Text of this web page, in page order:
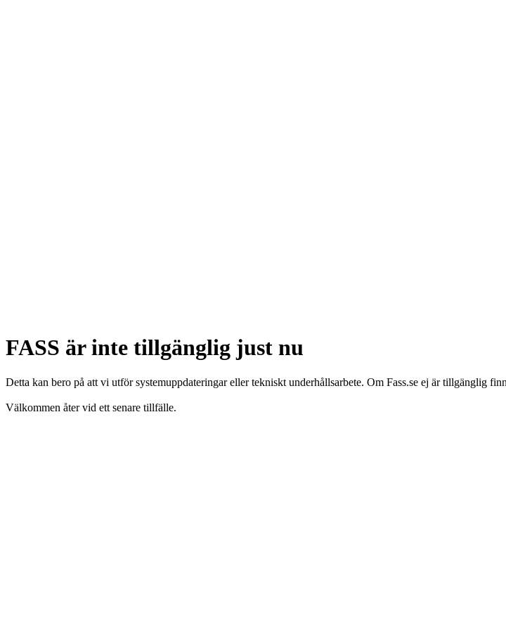
FASS är inte tillgänglig just nu
Detta kan bero på att vi utför systemuppdateringar eller tekniskt underhållsarbete. Om Fass.se ej är tillgänglig
Välkommen åter vid ett senare tillfälle.